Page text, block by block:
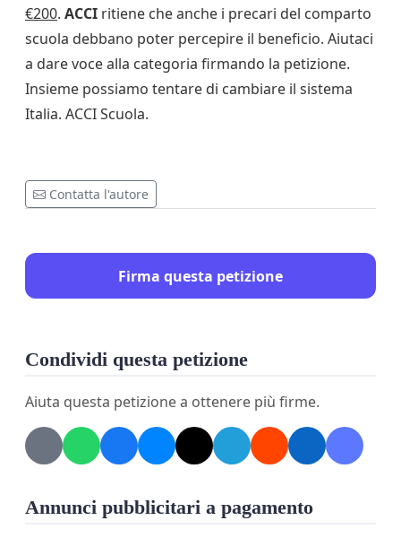
€200. ACCI ritiene che anche i precari del comparto
scuola debbano poter percepire il beneficio. Aiutaci
a dare voce alla categoria firmando la petizione.
Insieme possiamo tentare di cambiare il sistema
Italia. ACCI Scuola.
Contatta l'autore
Firma questa petizione
Condividi questa petizione
Aiuta questa petizione a ottenere più firme.
Annunci pubblicitari a pagamento